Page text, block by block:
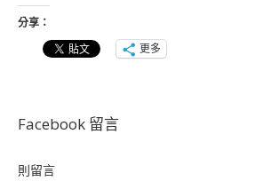
分享：
更多
Facebook 留言
則留言